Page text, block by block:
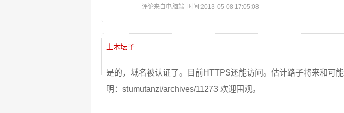
评论来自电脑端 时间:2013-05-08 17:05:08
土木坛子
是的，域名被认证了。目前HTTPS还能访问。估计路子将来和可
明：stumutanzi/archives/11273 欢迎围观。